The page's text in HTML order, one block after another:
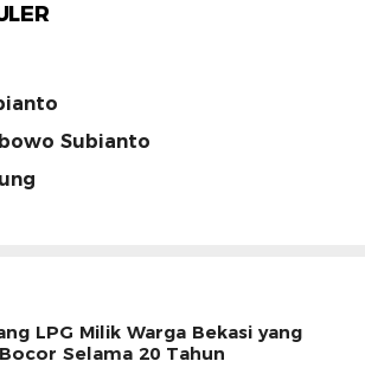
Subianto
LPG Milik Warga Bekasi yang
Selama 20 Tahun